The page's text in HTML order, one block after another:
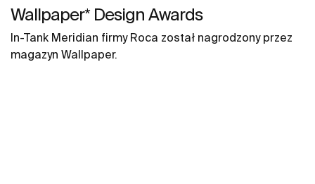
Wallpaper* Design Awards
In-Tank Meridian firmy Roca został nagrodzony przez
magazyn Wallpaper.